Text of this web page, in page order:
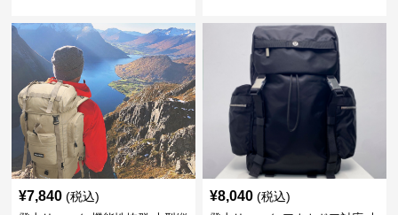
¥7,840 (税込) ¥8,040 (税込)